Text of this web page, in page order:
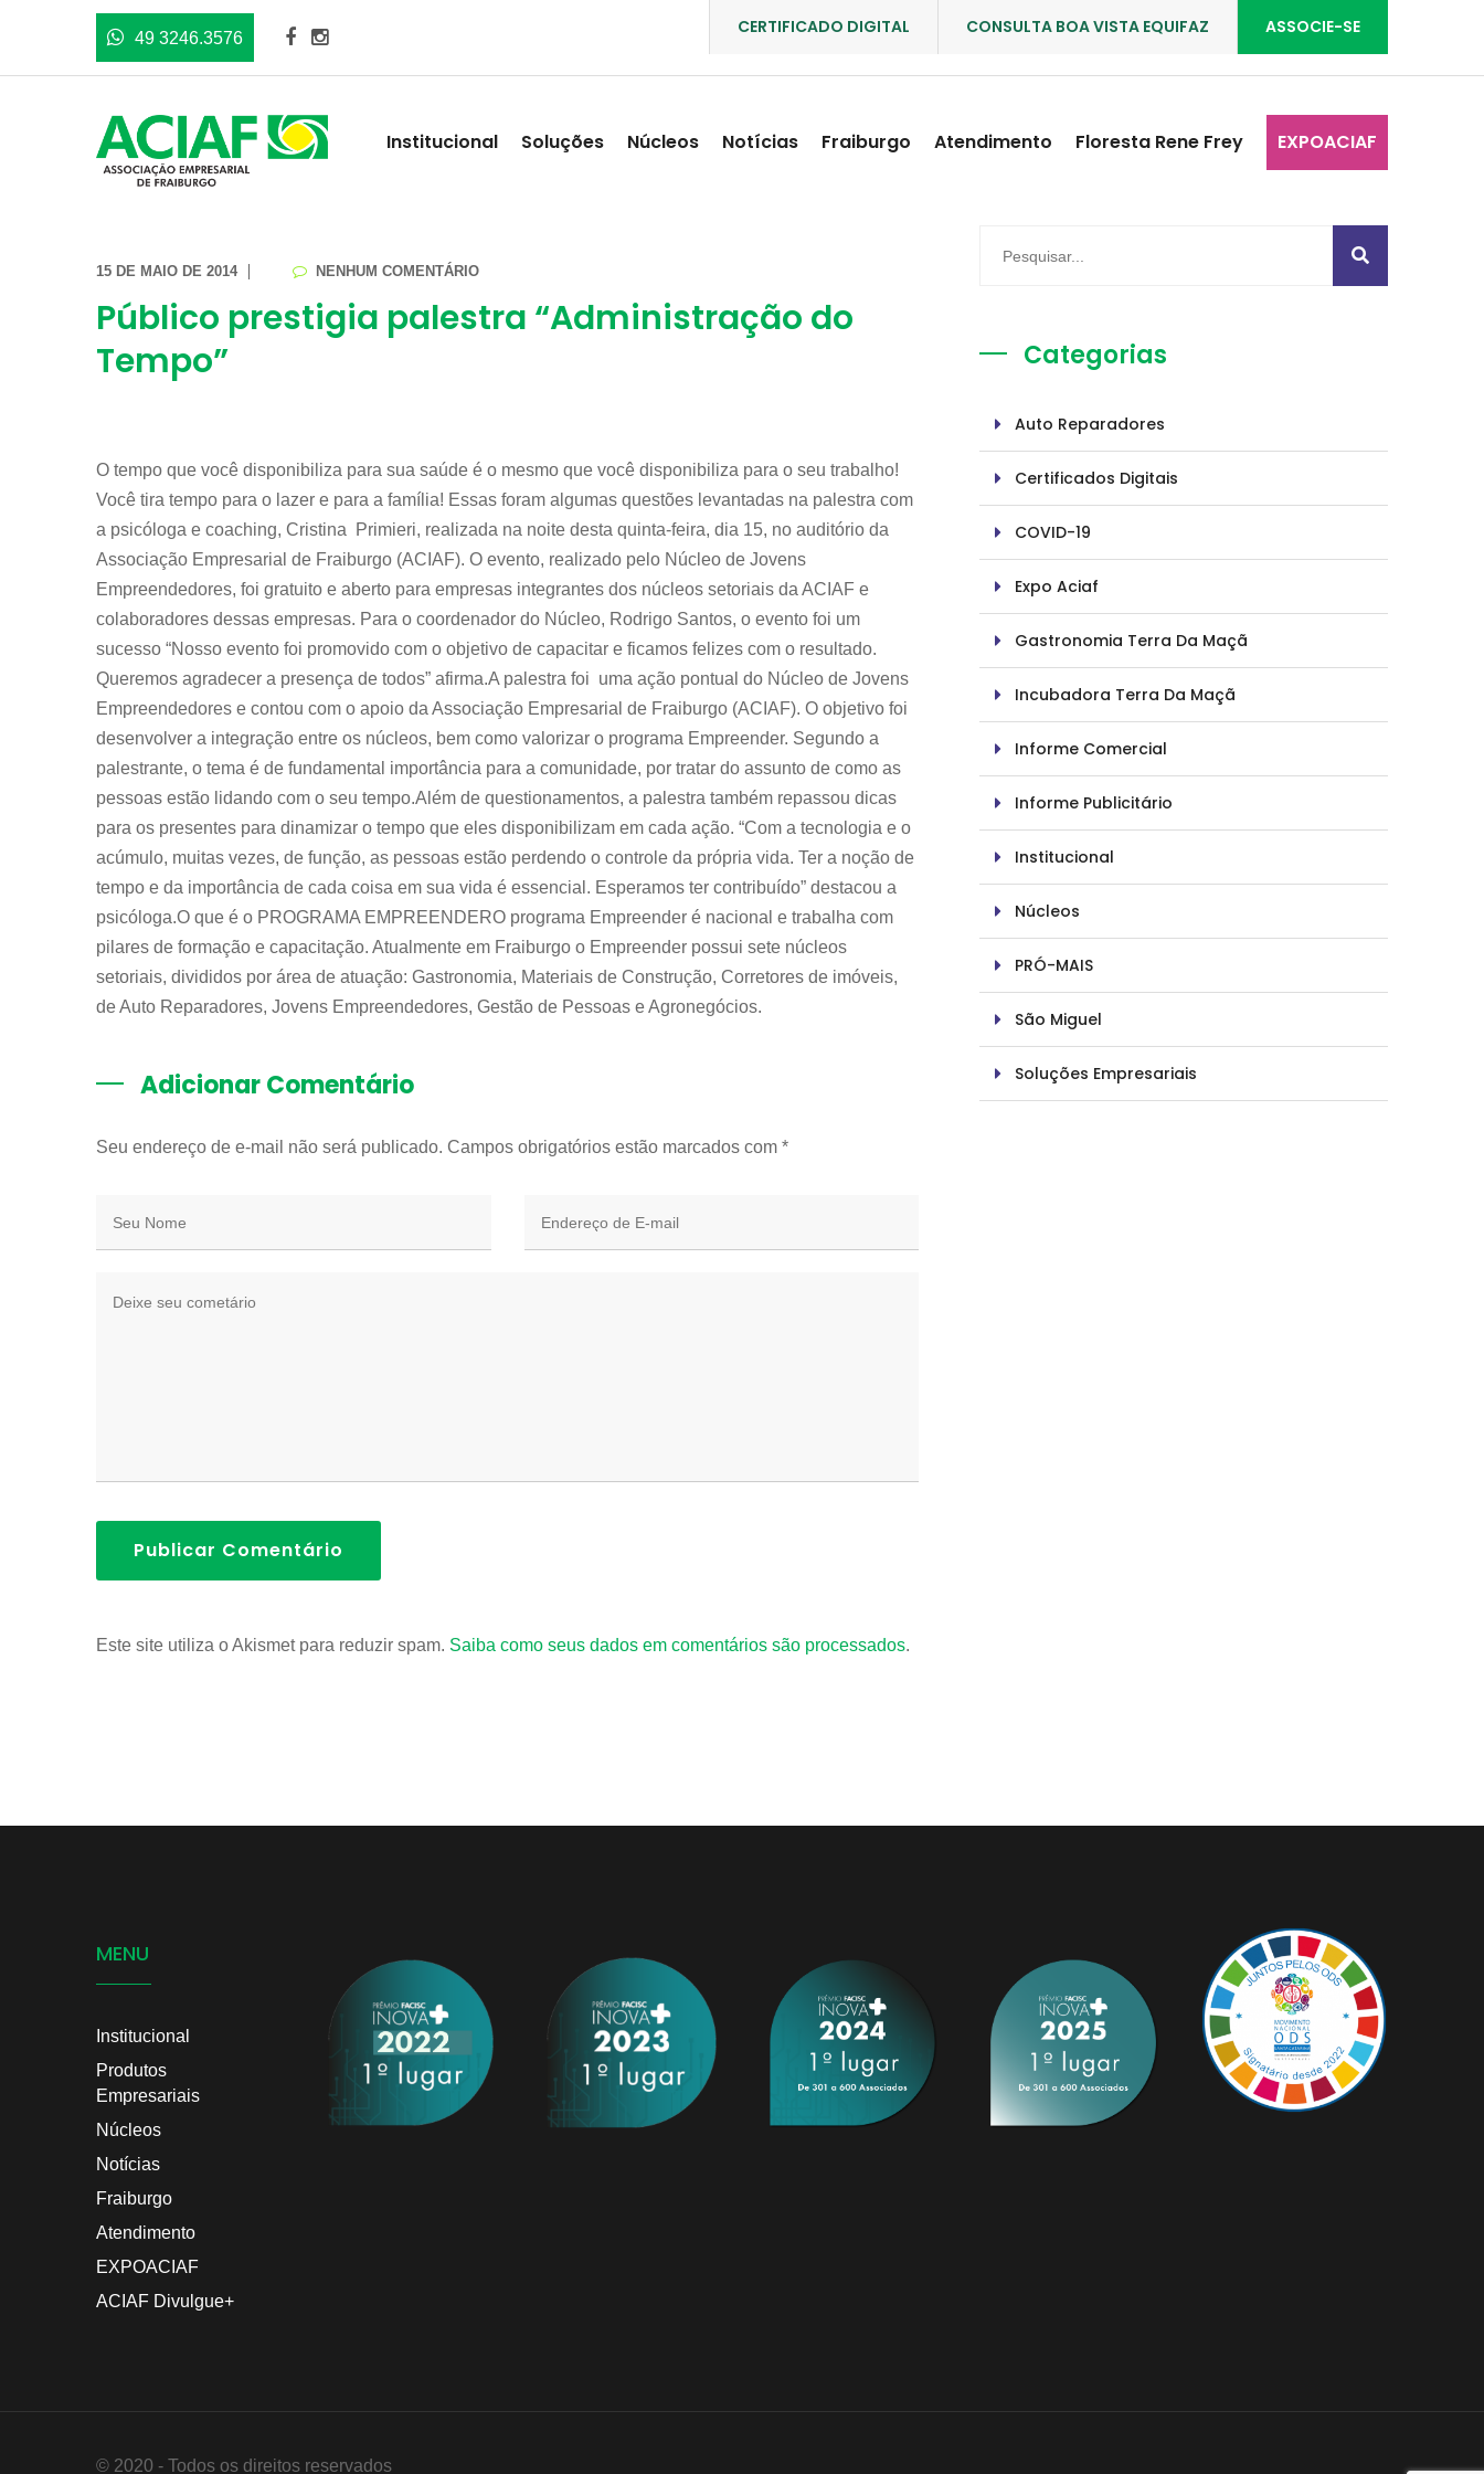
49 3246.3576
ASSOCIE-SE
CONSULTA BOA VISTA EQUIFAZ
CERTIFICADO DIGITAL
Institucional Soluções Núcleos Notícias Fraiburgo Atendimento Floresta Rene Frey EXPOACIAF
15 DE MAIO DE 2014 NENHUM COMENTÁRIO
Público prestigia palestra “Administração do
Tempo”
O tempo que você disponibiliza para sua saúde é o mesmo que você disponibiliza para o seu trabalho!
Você tira tempo para o lazer e para a família! Essas foram algumas questões levantadas na palestra com
a psicóloga e coaching, Cristina Primieri, realizada na noite desta quinta-feira, dia 15, no auditório da
Associação Empresarial de Fraiburgo (ACIAF). O evento, realizado pelo Núcleo de Jovens
Empreendedores, foi gratuito e aberto para empresas integrantes dos núcleos setoriais da ACIAF e
colaboradores dessas empresas. Para o coordenador do Núcleo, Rodrigo Santos, o evento foi um
sucesso “Nosso evento foi promovido com o objetivo de capacitar e ficamos felizes com o resultado.
Queremos agradecer a presença de todos” afirma.A palestra foi uma ação pontual do Núcleo de Jovens
Empreendedores e contou com o apoio da Associação Empresarial de Fraiburgo (ACIAF). O objetivo foi
desenvolver a integração entre os núcleos, bem como valorizar o programa Empreender. Segundo a
palestrante, o tema é de fundamental importância para a comunidade, por tratar do assunto de como as
pessoas estão lidando com o seu tempo.Além de questionamentos, a palestra também repassou dicas
para os presentes para dinamizar o tempo que eles disponibilizam em cada ação. “Com a tecnologia e o
acúmulo, muitas vezes, de função, as pessoas estão perdendo o controle da própria vida. Ter a noção de
tempo e da importância de cada coisa em sua vida é essencial. Esperamos ter contribuído” destacou a
psicóloga.O que é o PROGRAMA EMPREENDERO programa Empreender é nacional e trabalha com
pilares de formação e capacitação. Atualmente em Fraiburgo o Empreender possui sete núcleos
setoriais, divididos por área de atuação: Gastronomia, Materiais de Construção, Corretores de imóveis,
de Auto Reparadores, Jovens Empreendedores, Gestão de Pessoas e Agronegócios.
Adicionar Comentário
Seu endereço de e-mail não será publicado. Campos obrigatórios estão marcados com *
Publicar Comentário
Este site utiliza o Akismet para reduzir spam. Saiba como seus dados em comentários são processados.
Categorias
Auto Reparadores
Certificados Digitais
COVID-19
Expo Aciaf
Gastronomia Terra Da Maçã
Incubadora Terra Da Maçã
Informe Comercial
Informe Publicitário
Institucional
Núcleos
PRÓ-MAIS
São Miguel
Soluções Empresariais
MENU
Institucional
Produtos
Empresariais
Núcleos
Notícias
Fraiburgo
Atendimento
EXPOACIAF
ACIAF Divulgue+
© 2020 - Todos os direitos reservados